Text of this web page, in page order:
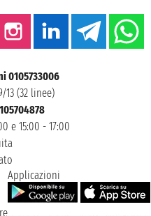
0105733006
13 (32 linee)
e 15:00 - 17:00
Applicazioni